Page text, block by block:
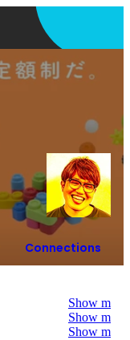
Connections
Show more
Show more
Show more